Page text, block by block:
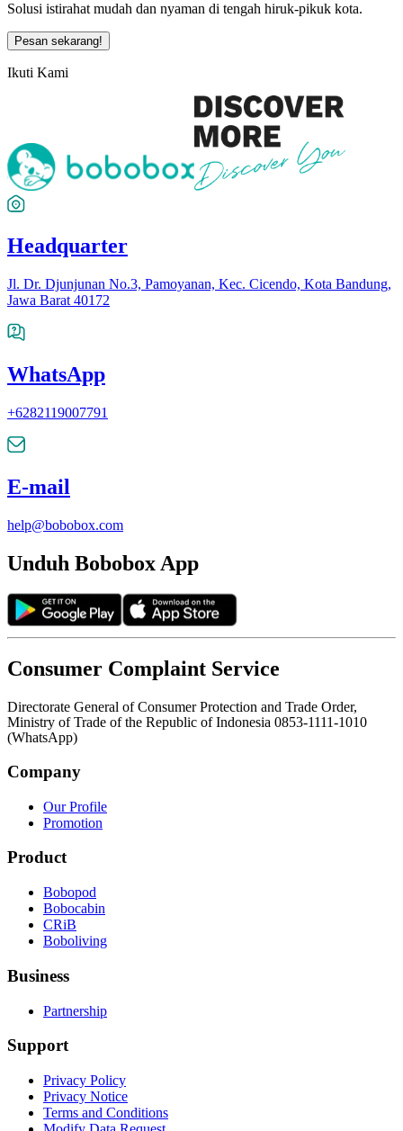
Solusi istirahat mudah dan nyaman di tengah hiruk-pikuk kota.
Pesan sekarang!
Ikuti Kami
Headquarter
Jl. Dr. Djunjunan No.3, Pamoyanan, Kec. Cicendo, Kota Bandung,
Jawa Barat 40172
WhatsApp
+6282119007791
E-mail
help@bobobox.com
Unduh Bobobox App
Consumer Complaint Service
Directorate General of Consumer Protection and Trade Order,
Ministry of Trade of the Republic of Indonesia 0853-1111-1010
(WhatsApp)
Company
Our Profile
Promotion
Product
Bobopod
Bobocabin
CRiB
Boboliving
Business
Partnership
Support
Privacy Policy
Privacy Notice
Terms and Conditions